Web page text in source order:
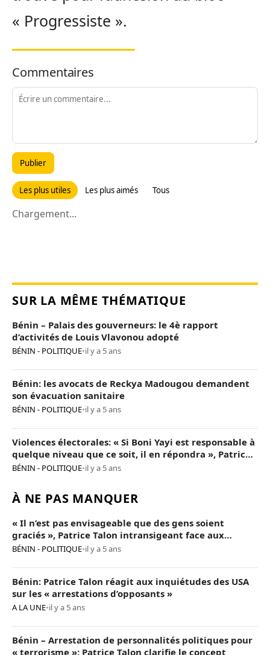
« Progressiste ».
Commentaires
Publier
Les plus utiles Les plus aimés Tous
Chargement...
SUR LA MÊME THÉMATIQUE
Bénin – Palais des gouverneurs: le 4è rapport
d’activités de Louis Vlavonou adopté
BÉNIN - POLITIQUE•il y a 5 ans
Bénin: les avocats de Reckya Madougou demandent
son évacuation sanitaire
BÉNIN - POLITIQUE•il y a 5 ans
Violences électorales: « Si Boni Yayi est responsable à
quelque niveau que ce soit, il en répondra », Patrice
Talon
BÉNIN - POLITIQUE•il y a 5 ans
À NE PAS MANQUER
« Il n’est pas envisageable que des gens soient
graciés », Patrice Talon intransigeant face aux
« opposants terroristes »
BÉNIN - POLITIQUE•il y a 5 ans
Bénin: Patrice Talon réagit aux inquiétudes des USA
sur les « arrestations d’opposants »
A LA UNE•il y a 5 ans
Bénin – Arrestation de personnalités politiques pour
« terrorisme »: Patrice Talon clarifie le concept